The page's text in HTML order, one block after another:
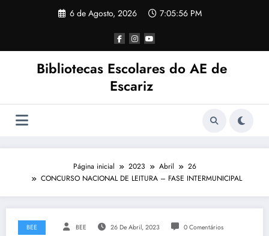
6 de Agosto, 2026 7:05:56 PM
Bibliotecas Escolares do AE de
Escariz
Página inicial 2023 Abril
26
CONCURSO NACIONAL DE LEITURA – FASE INTERMUNICIPAL
BEE BEE 26 De Abril, 2023 0 Comentários